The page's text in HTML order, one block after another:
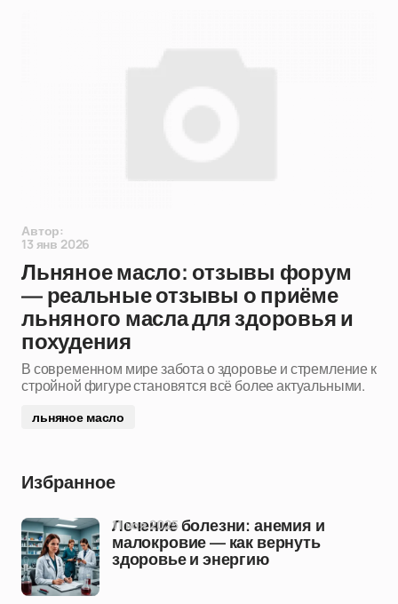
Автор:
13 янв 2026
Льняное масло: отзывы форум
— реальные отзывы о приёме
льняного масла для здоровья и
похудения
В современном мире забота о здоровье и стремление к
стройной фигуре становятся всё более актуальными.
льняное масло
Избранное
Лечение болезни: анемия и
малокровие — как вернуть
здоровье и энергию
11 ноя 2025